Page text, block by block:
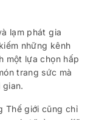
lạm phát gia
những kênh
một lựa chọn hấp
trang sức mà
Thế giới cũng chỉ